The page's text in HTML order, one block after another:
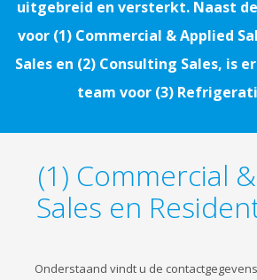
uitgebreid en versterkt. Naast
voor (1) Commercial & Applied
Sales en (2) Consulting Sales, is
team voor (3)
(1) Commercial
Sales en
Onderstaand vindt u de